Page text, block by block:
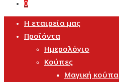
0
Η εταιρεία μας
Προϊόντα
Ημερολόγιο
Κούπες
Μαγική κούπα